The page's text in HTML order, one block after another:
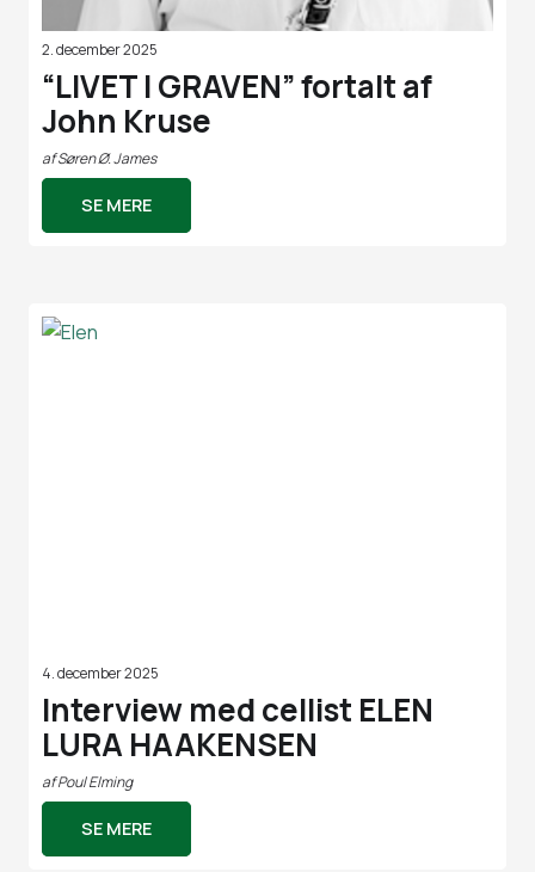
2. december 2025
“LIVET I GRAVEN” fortalt af
John Kruse
afSøren Ø. James
SE MERE
4. december 2025
Interview med cellist ELEN
LURA HAAKENSEN
afPoul Elming
SE MERE